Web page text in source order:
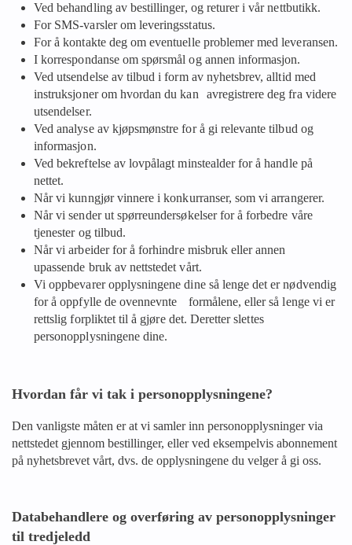
Ved behandling av bestillinger, og returer i vår nettbutikk.
For SMS-varsler om leveringsstatus.
For å kontakte deg om eventuelle problemer med leveransen.
I korrespondanse om spørsmål og annen informasjon.
Ved utsendelse av tilbud i form av nyhetsbrev, alltid med
instruksjoner om hvordan du kan avregistrere deg fra videre
utsendelser.
Ved analyse av kjøpsmønstre for å gi relevante tilbud og
informasjon.
Ved bekreftelse av lovpålagt minstealder for å handle på
nettet.
Når vi kunngjør vinnere i konkurranser, som vi arrangerer.
Når vi sender ut spørreundersøkelser for å forbedre våre
tjenester og tilbud.
Når vi arbeider for å forhindre misbruk eller annen
upassende bruk av nettstedet vårt.
Vi oppbevarer opplysningene dine så lenge det er nødvendig
for å oppfylle de ovennevnte formålene, eller så lenge vi er
rettslig forpliktet til å gjøre det. Deretter slettes
personopplysningene dine.
Hvordan får vi tak i personopplysningene?
Den vanligste måten er at vi samler inn personopplysninger via
nettstedet gjennom bestillinger, eller ved eksempelvis abonnement
på nyhetsbrevet vårt, dvs. de opplysningene du velger å gi oss.
Databehandlere og overføring av personopplysninger
til tredjeledd